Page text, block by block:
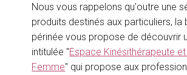
Nous vous rappelons qu'outre une
produits destinés aux particuliers, la
périnée vous propose de découvrir
intitulée "Espace Kinésithérapeute
Femme" qui propose aux